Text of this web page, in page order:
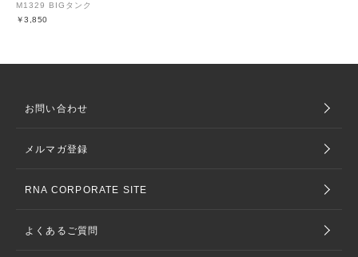
M1329 BIGタンク
￥3,850
お問い合わせ
メルマガ登録
RNA CORPORATE SITE
よくあるご質問